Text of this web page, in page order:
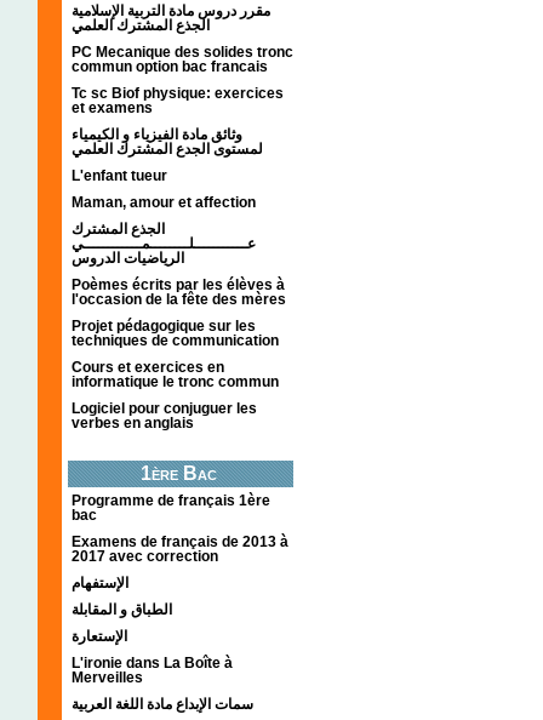
مقرر دروس مادة التربية الإسلامية
الجذع المشترك العلمي
PC Mecanique des solides tronc
commun option bac francais
Tc sc Biof physique: exercices
et examens
وثائق مادة الفيزياء و الكيمياء
L'enfant tueur
Maman, amour et affection
الجذع المشترك
عـــــــــــلــــــــمــــــــــــي
الرياضيات الدروس
Poèmes écrits par les élèves à
l'occasion de la fête des mères
Projet pédagogique sur les
techniques de communication
Cours et exercices en
informatique le tronc commun
Logiciel pour conjuguer les
verbes en anglais
1ère Bac
Programme de français 1ère
bac
Examens de français de 2013 à
2017 avec correction
الإستفهام
الطباق و المقابلة
الإستعارة
L'ironie dans La Boîte à
Merveilles
سمات الإبداع مادة اللغة العربية